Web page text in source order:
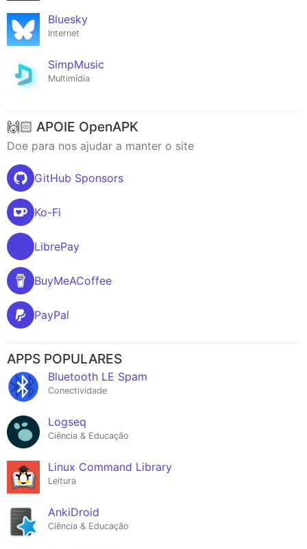
Bluesky
Internet
SimpMusic
Multimídia
🙌🏻 APOIE OpenAPK
Doe para nos ajudar a manter o site
GitHub Sponsors
Ko-Fi
LibrePay
BuyMeACoffee
PayPal
APPS POPULARES
Bluetooth LE Spam
Conectividade
Logseq
Ciência & Educação
Linux Command Library
Leitura
AnkiDroid
Ciência & Educação